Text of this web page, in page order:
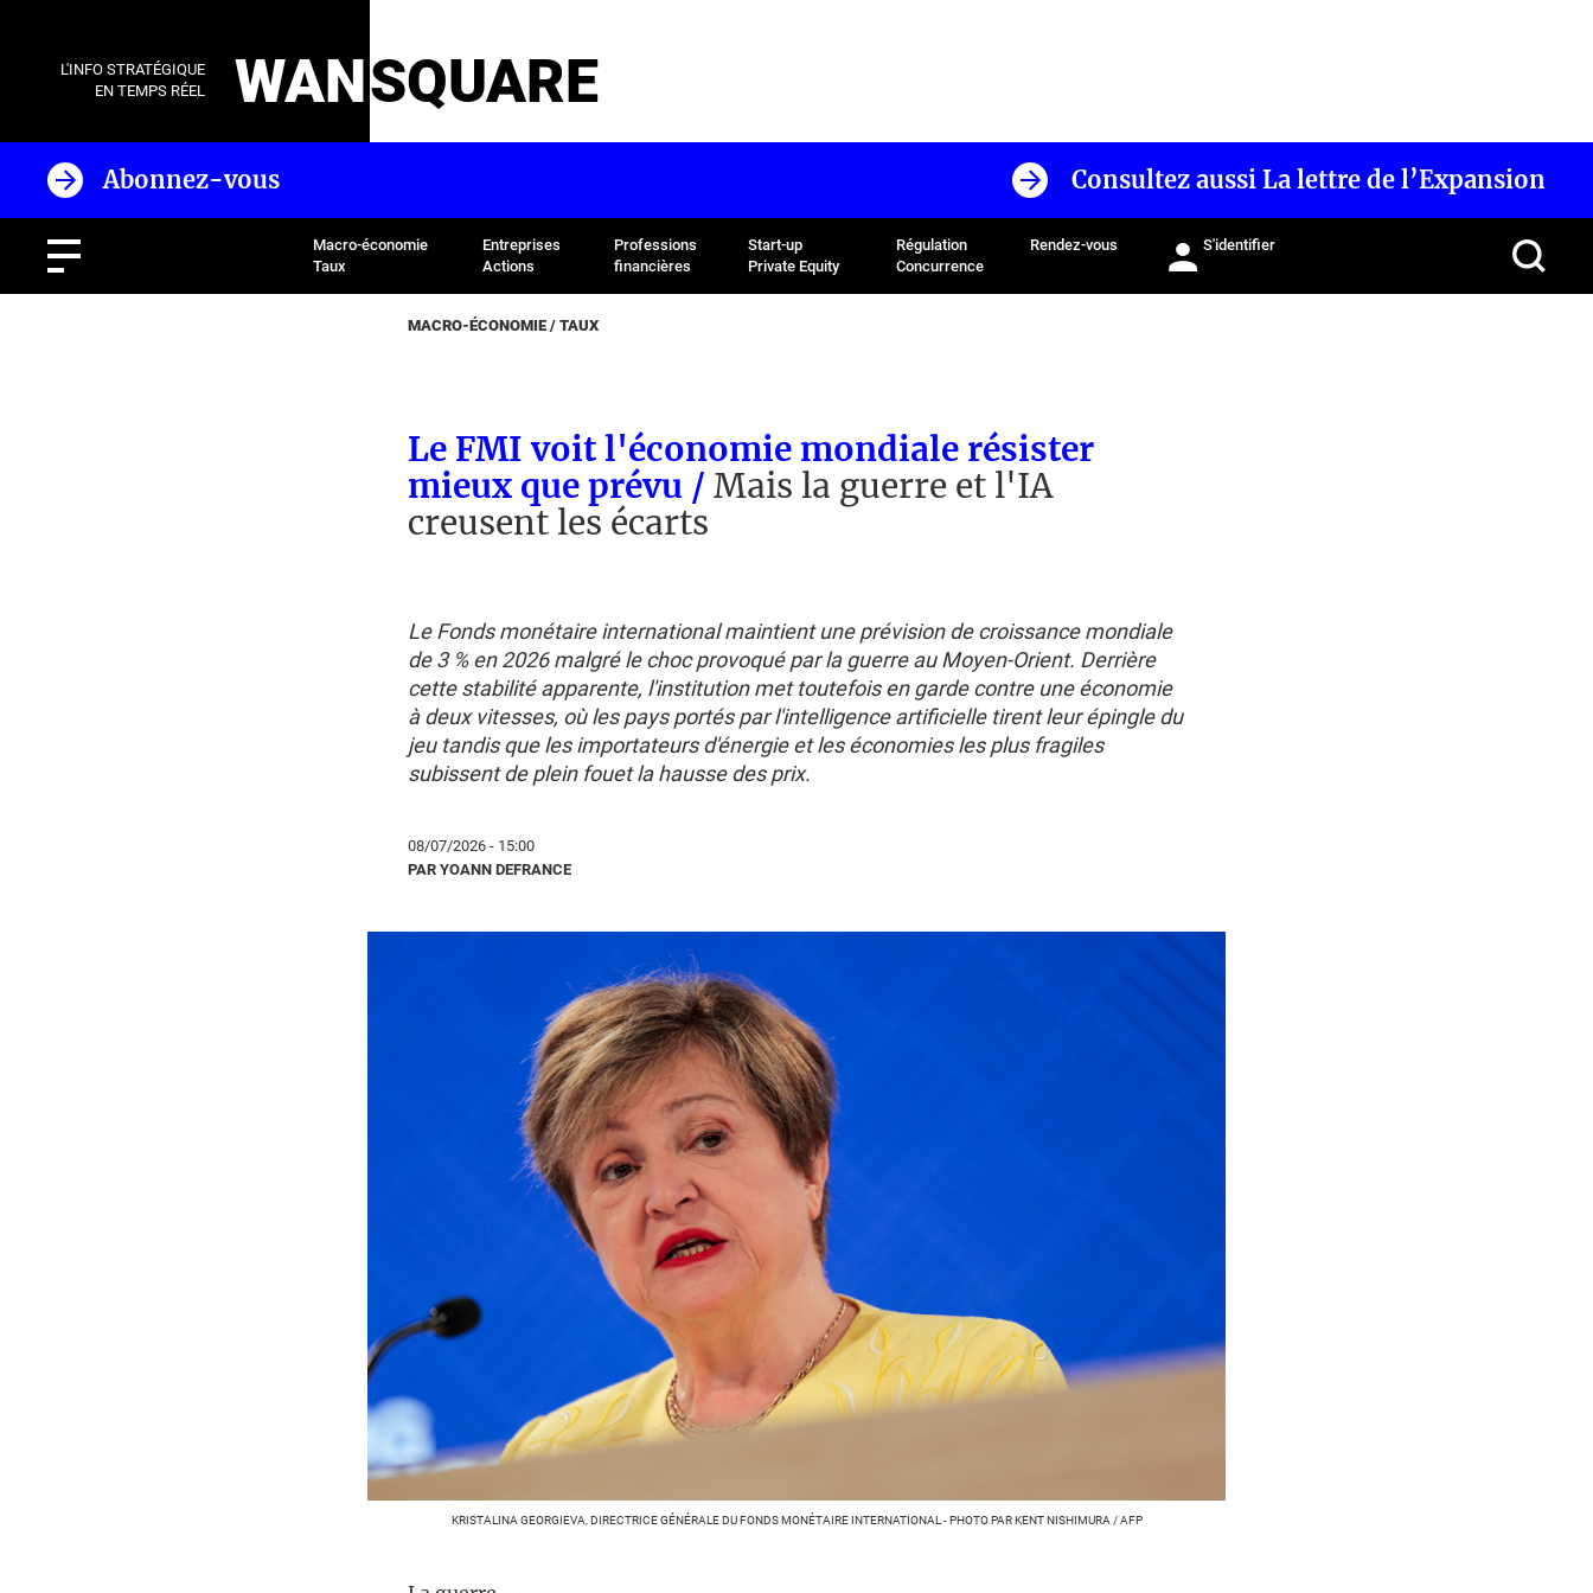
L'INFO STRATÉGIQUE
EN TEMPS RÉEL
WANSQUARE
Abonnez-vous Consultez aussi La lettre de l’Expansion
Macro-économie
Taux
Entreprises
Actions
Professions
financières
Start-up
Private Equity
Régulation
Concurrence
Rendez-vous S'identifier
MACRO-ÉCONOMIE / TAUX
Le FMI voit l'économie mondiale résister
mieux que prévu / Mais la guerre et l'IA
creusent les écarts
Le Fonds monétaire international maintient une prévision de croissance mondiale
de 3 % en 2026 malgré le choc provoqué par la guerre au Moyen-Orient. Derrière
cette stabilité apparente, l'institution met toutefois en garde contre une économie
à deux vitesses, où les pays portés par l'intelligence artificielle tirent leur épingle du
jeu tandis que les importateurs d'énergie et les économies les plus fragiles
subissent de plein fouet la hausse des prix.
08/07/2026 - 15:00
PAR YOANN DEFRANCE
KRISTALINA GEORGIEVA, DIRECTRICE GÉNÉRALE DU FONDS MONÉTAIRE INTERNATIONAL - PHOTO PAR KENT NISHIMURA / AFP